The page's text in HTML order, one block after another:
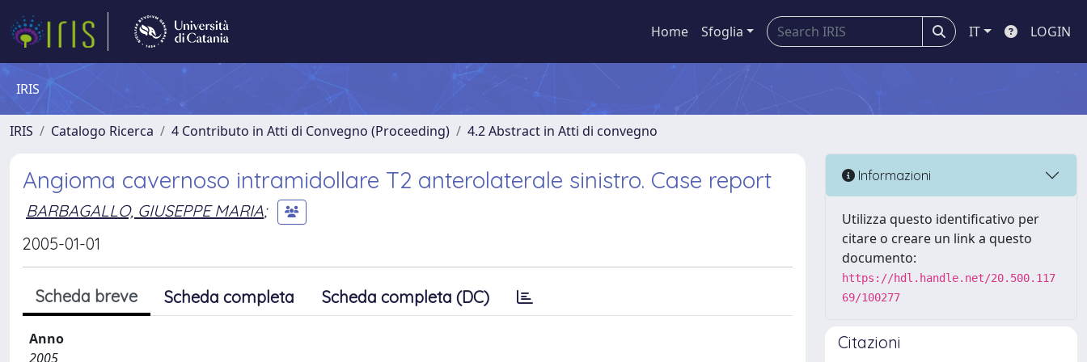
Home Sfoglia IT LOGIN
IRIS
IRIS Catalogo Ricerca 4 Contributo in Atti di Convegno (Proceeding) 4.2 Abstract in Atti di convegno
Angioma cavernoso intramidollare T2 anterolaterale sinistro. Case report
BARBAGALLO, GIUSEPPE MARIA;
2005-01-01
Scheda breve Scheda completa Scheda completa (DC)
Anno
2005
Informazioni
Utilizza questo identificativo per
citare o creare un link a questo
documento:
https://hdl.handle.net/20.500.117
69/100277
Citazioni